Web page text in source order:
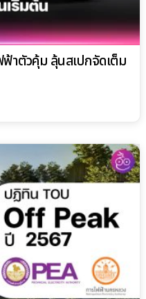
าตัวคุ้ม ลุ้นสเปกจัดเต็ม